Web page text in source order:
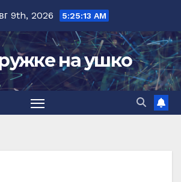
9th, 2026 5:25:14 AM
на ушко